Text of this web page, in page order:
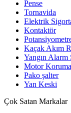
Pense
Tornavida
Elektrik
Kontaktör
Kaçak Akım
Yangın Alarm
Motor
Pako şalter
Yan Keski
Çok Satan Markalar